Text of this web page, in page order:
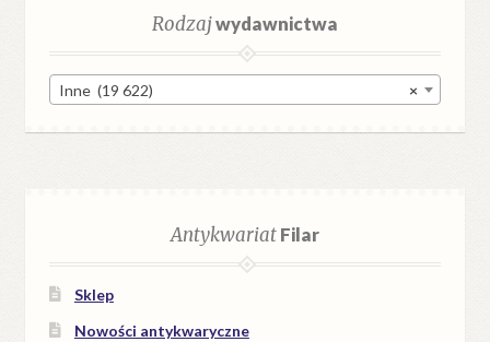
Rodzajwydawnictwa
×
Inne (19 622)
AntykwariatFilar
Sklep
Nowości antykwaryczne